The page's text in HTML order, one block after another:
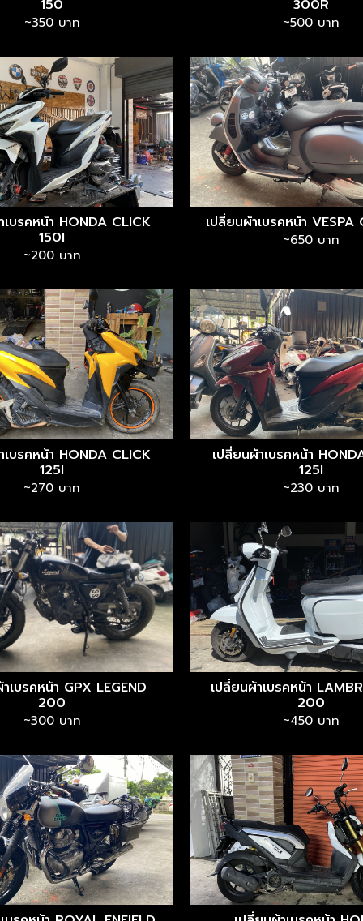
150
~350 บาท
300R
~500 บาท
เบรคหน้า HONDA CLICK
150I
~200 บาท
เปลี่ยนผ้าเบรคหน้า
~650 บาท
เบรคหน้า HONDA CLICK
125I
~270 บาท
เปลี่ยนผ้าเบรคหน้า
125I
~230 บาท
เบรคหน้า GPX LEGEND
200
~300 บาท
เปลี่ยนผ้าเบรคหน้า
200
~450 บาท